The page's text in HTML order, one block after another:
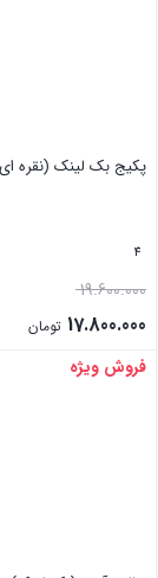
پکیج بک لینک (نقره
4
19.600.000
17.800.000 تومان
بستن
فروش ویژه